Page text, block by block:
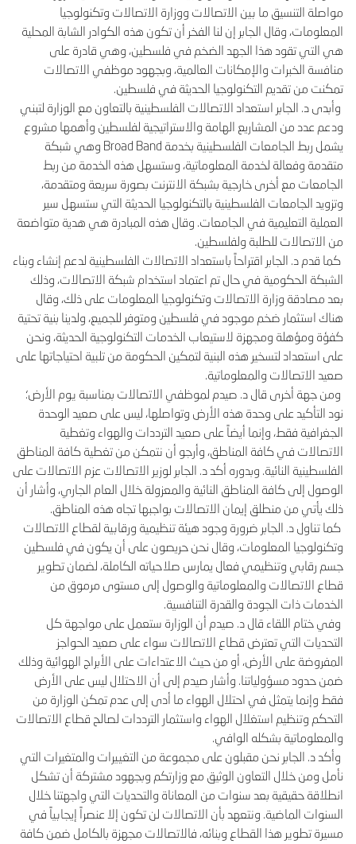
مواصلة التنسيق ما بين الاتصالات ووزارة الاتصالات وتكنولوجيا
المعلومات، وقال الجابر إن لنا الفخر أن تكون هذه الكوادر الشابة المحلية
هي التي تقود هذا الجهد الضخم في فلسطين، وهي قادرة على
منافسة الخبرات والإمكانات العالمية، وبجهود موظفي الاتصالات
تمكنت من تقديم التكنولوجيا الحديثة في فلسطين.
وأبدى د. الجابر استعداد الاتصالات الفلسطينية بالتعاون مع الوزارة لتبني
ودعم عدد من المشاريع الهامة والاستراتيجية لفلسطين وأهمها مشروع
يشمل ربط الجامعات الفلسطينية بخدمة Broad Band وهي شبكة
متقدمة وفعالة لخدمة المعلوماتية، وستسهل هذه الخدمة من ربط
الجامعات مع أخرى خارجية بشبكة الانترنت بصورة سريعة ومتقدمة،
وتزويد الجامعات الفلسطينية بالتكنولوجيا الحديثة التي ستسهل سير
العملية التعليمية في الجامعات. وقال هذه المبادرة هي هدية متواضعة
من الاتصالات للطلبة ولفلسطين.
كما قدم د. الجابر اقتراحاً باستعداد الاتصالات الفلسطينية لدعم إنشاء وبناء
الشبكة الحكومية في حال تم اعتماد استخدام شبكة الاتصالات، وذلك
بعد مصادقة وزارة الاتصالات وتكنولوجيا المعلومات على ذلك، وقال
هناك استثمار ضخم موجود في فلسطين ومتوفر للجميع، ولدينا بنية تحتية
كفؤة ومؤهلة ومجهزة لاستيعاب الخدمات التكنولوجية الحديثة، ونحن
على استعداد لتسخير هذه البنية لتمكين الحكومة من تلبية احتياجاتها على
صعيد الاتصالات والمعلوماتية.
ومن جهة أخرى قال د. صيدم لموظفي الاتصالات بمناسبة يوم الأرض؛
نود التأكيد على وحدة هذه الأرض وتواصلها، ليس على صعيد الوحدة
الجغرافية فقط، وإنما أيضاً على صعيد الترددات والهواء وتغطية
الاتصالات في كافة المناطق، وأرجو أن نتمكن من تغطية كافة المناطق
الفلسطينية النائية. وبدوره أكد د. الجابر لوزير الاتصالات عزم الاتصالات على
الوصول إلى كافة المناطق النائية والمعزولة خلال العام الجاري، وأشار أن
ذلك يأتي من منطلق إيمان الاتصالات بواجبها تجاه هذه المناطق.
كما تناول د. الجابر ضرورة وجود هيئة تنظيمية ورقابية لقطاع الاتصالات
وتكنولوجيا المعلومات، وقال نحن حريصون على أن يكون في فلسطين
جسم رقابي وتنظيمي فعال يمارس صلاحياته الكاملة، لضمان تطوير
قطاع الاتصالات والمعلوماتية والوصول إلى مستوى مرموق من
الخدمات ذات الجودة والقدرة التنافسية.
وفي ختام اللقاء قال د. صيدم أن الوزارة ستعمل على مواجهة كل
التحديات التي تعترض قطاع الاتصالات سواء على صعيد الحواجز
المفروضة على الأرض، أو من حيث الاعتداءات على الأبراج الهوائية وذلك
ضمن حدود مسؤولياتنا. وأشار صيدم إلى أن الاحتلال ليس على الأرض
فقط وإنما يتمثل في احتلال الهواء ما أدى إلى عدم تمكن الوزارة من
التحكم وتنظيم استغلال الهواء واستثمار الترددات لصالح قطاع الاتصالات
والمعلوماتية بشكله الوافي.
وأكد د. الجابر نحن مقبلون على مجموعة من التغييرات والمتغيرات التي
نأمل ومن خلال التعاون الوثيق مع وزارتكم وبجهود مشتركة أن تشكل
انطلاقة حقيقية بعد سنوات من المعاناة والتحديات التي واجهتنا خلال
السنوات الماضية. ونتعهد بأن الاتصالات لن تكون إلا عنصراً إيجابياً في
مسيرة تطوير هذا القطاع وبنائه، فالاتصالات مجهزة بالكامل ضمن كافة